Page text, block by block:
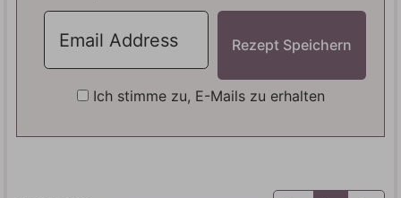
Ich stimme zu, E-Mails zu erhalten